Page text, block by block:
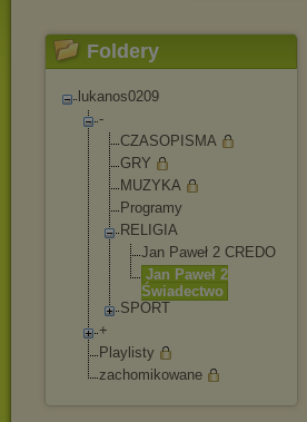
Foldery
lukanos0209
-
CZASOPISMA
GRY
MUZYKA
Programy
RELIGIA
Jan Paweł 2 CREDO
Jan Paweł 2
Świadectwo
SPORT
+
Playlisty
zachomikowane